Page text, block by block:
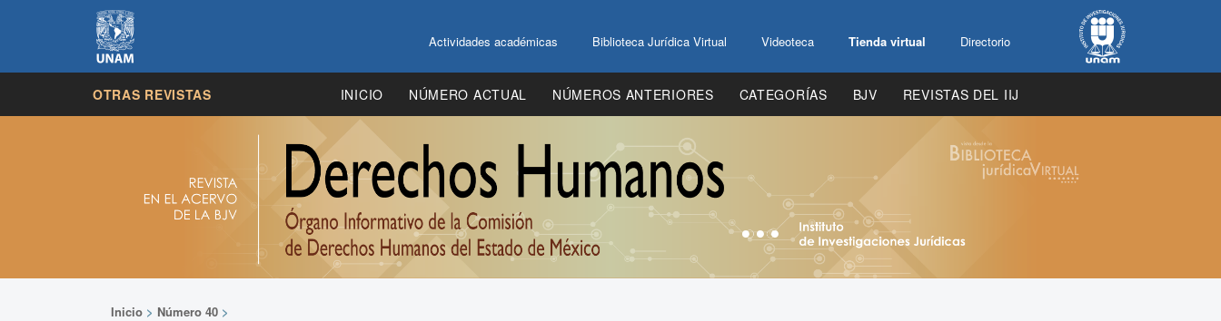
Actividades académicas Biblioteca Jurídica Virtual Videoteca Tienda virtual Directorio
OTRAS REVISTAS INICIO NÚMERO ACTUAL NÚMEROS ANTERIORES CATEGORÍAS BJV REVISTAS DEL IIJ
Inicio > Número 40 >